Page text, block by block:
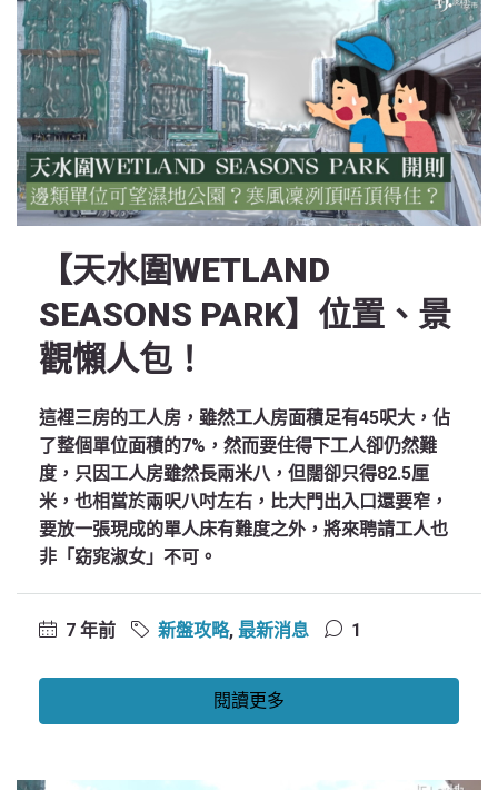
【天水圍WETLAND
SEASONS PARK】位置、景
觀懶人包！
這裡三房的工人房，雖然工人房面積足有45呎大，佔
了整個單位面積的7%，然而要住得下工人卻仍然難
度，只因工人房雖然長兩米八，但闊卻只得82.5厘
米，也相當於兩呎八吋左右，比大門出入口還要窄，
要放一張現成的單人床有難度之外，將來聘請工人也
非「窈窕淑女」不可。
7 年前 新盤攻略, 最新消息 1
閱讀更多